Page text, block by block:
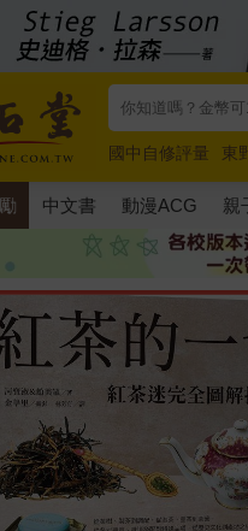
國中自修評量 東
唯紅花綻放
奧德
中文書 動漫ACG 親